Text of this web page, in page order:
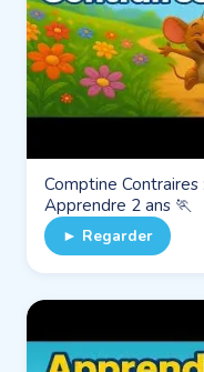
Comptine
Apprendre 2 ans 🏃
► Regarder